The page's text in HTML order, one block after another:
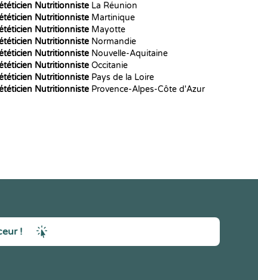
Nutritionniste La Réunion
Nutritionniste Martinique
Nutritionniste Mayotte
Nutritionniste Normandie
Nutritionniste Nouvelle-Aquitaine
Nutritionniste Occitanie
Nutritionniste Pays de la Loire
Nutritionniste Provence-Alpes-Côte d'Azur
!